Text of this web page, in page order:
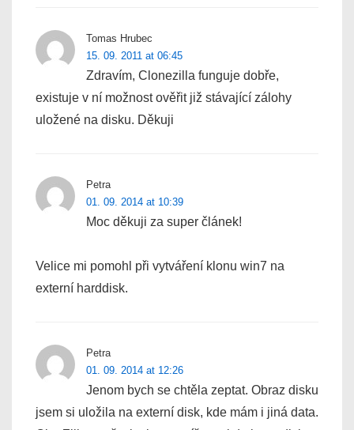
Tomas Hrubec
15. 09. 2011 at 06:45
Zdravím, Clonezilla funguje dobře,
existuje v ní možnost ověřit již stávající zálohy
uložené na disku. Děkuji
Petra
01. 09. 2014 at 10:39
Moc děkuji za super článek!
Velice mi pomohl při vytváření klonu win7 na
externí harddisk.
Petra
01. 09. 2014 at 12:26
Jenom bych se chtěla zeptat. Obraz disku
jsem si uložila na externí disk, kde mám i jiná data.